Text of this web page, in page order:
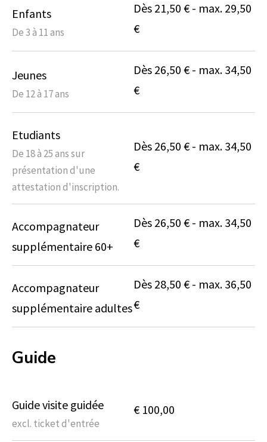
Enfants
De 3 à 11 ans
Dès 21,50 € - max. 29,50
€
Jeunes
De 12 à 17 ans
Dès 26,50 € - max. 34,50
€
Etudiants
De 18 à 25 ans sur
présentation d'une
attestation d'inscription.
Dès 26,50 € - max. 34,50
€
Accompagnateur
supplémentaire 60+
Dès 26,50 € - max. 34,50
€
Accompagnateur
supplémentaire adultes
Dès 28,50 € - max. 36,50
€
Guide
Guide visite guidée
excl. ticket d'entrée
€ 100,00